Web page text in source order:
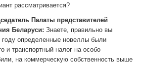
рассматривается?
Палаты представителей
Беларуси: Знаете, правильно вы
определенные новеллы были
и транспортный налог на особо
на коммерческую собственность выше